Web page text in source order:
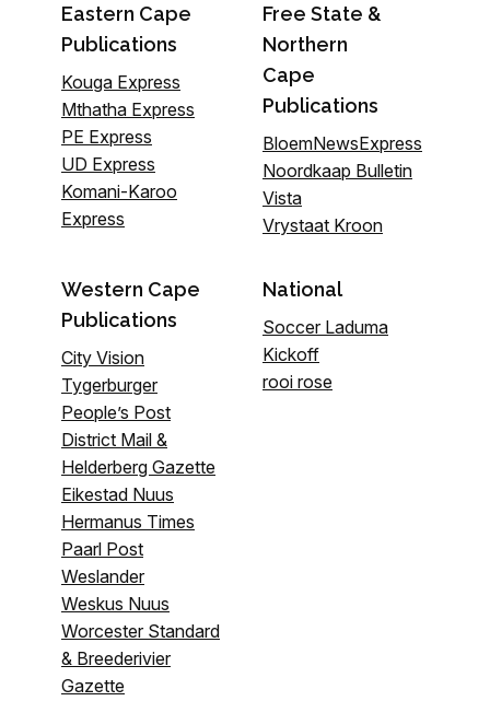
Eastern Cape
Publications
Kouga Express
Mthatha Express
PE Express
UD Express
Komani-Karoo
Express
Free State &
Northern
Cape
Publications
BloemNewsExpress
Noordkaap Bulletin
Vista
Vrystaat Kroon
Western Cape
Publications
City Vision
Tygerburger
People’s Post
District Mail &
Helderberg Gazette
Eikestad Nuus
Hermanus Times
Paarl Post
Weslander
Weskus Nuus
Worcester Standard
& Breederivier
Gazette
National
Soccer Laduma
Kickoff
rooi rose